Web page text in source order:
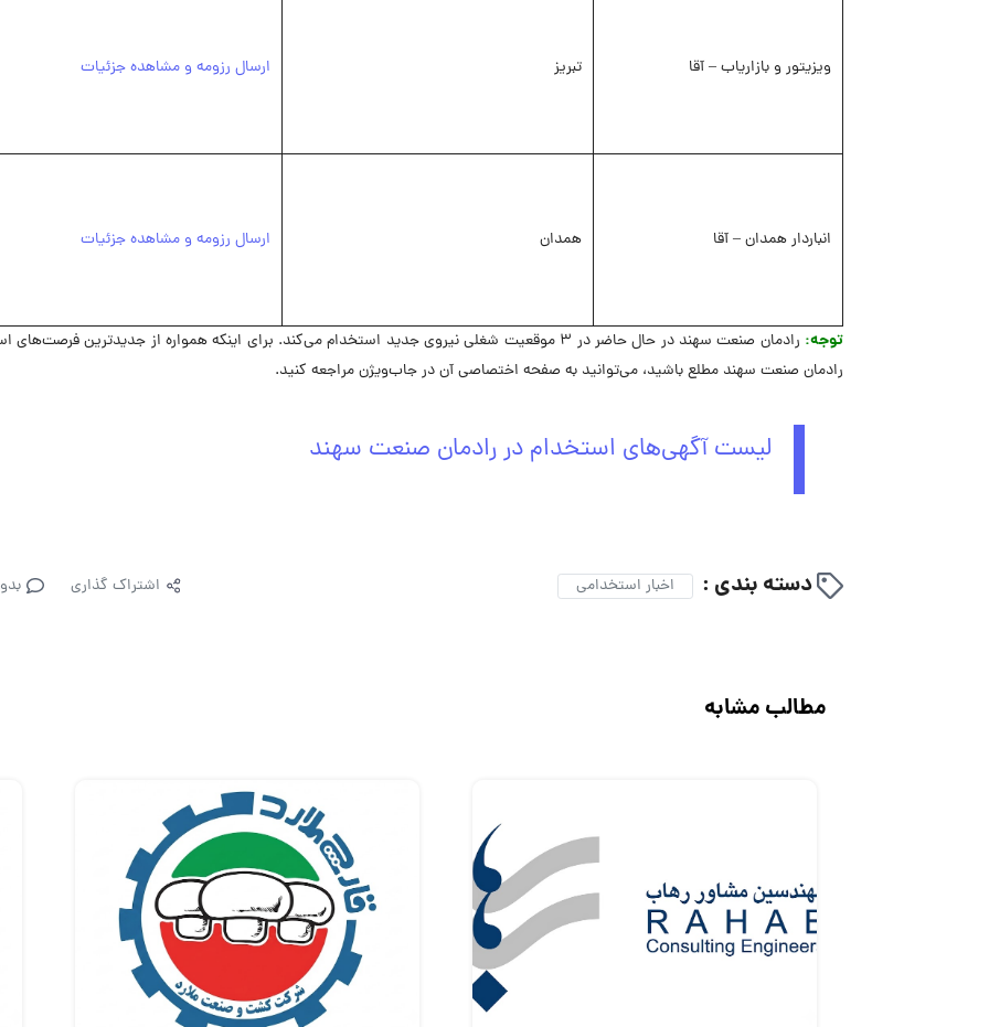
ویزیتور و بازاریاب – آقا تبریز ارسال رزومه و مشاهده جزئیات
انباردار همدان – آقا همدان ارسال رزومه و مشاهده جزئیات
توجه:
رادمان صنعت سهند در حال حاضر در 3 موقعیت شغلی نیروی جدید استخدام می‌کند. برای اینکه همواره از جدیدترین
رادمان صنعت سهند مطلع باشید، می‌توانید به صفحه اختصاصی آن در جاب‌ویژن مراجعه کنید.
لیست آگهی‌های استخدام در رادمان صنعت سهند
دسته بندی : اخبار استخدامی اشتراک گذاری
مطالب مشابه